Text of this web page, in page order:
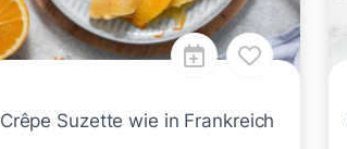
Crêpe Suzette wie in Frankreich